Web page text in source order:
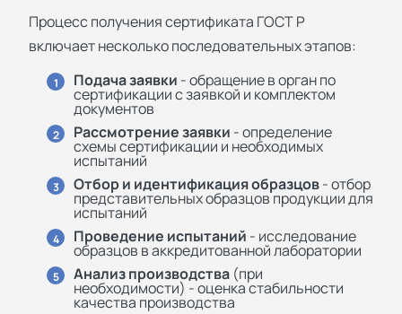
Процесс получения сертификата ГОСТ Р
включает несколько последовательных этапов:
1 Подача заявки - обращение в орган по
сертификации с заявкой и комплектом
документов
2 Рассмотрение заявки - определение
схемы сертификации и необходимых
испытаний
3 Отбор и идентификация образцов- отбор
представительных образцов продукции для
испытаний
4 Проведение испытаний - исследование
образцов в аккредитованной лаборатории
5 Анализ производства (при
необходимости) - оценка стабильности
качества производства